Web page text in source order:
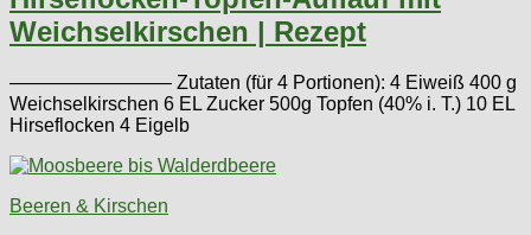
Weichselkirschen | Rezept
————————– Zutaten (für 4 Portionen): 4 Eiweiß 400 g
Weichselkirschen 6 EL Zucker 500g Topfen (40% i. T.) 10 EL
Hirseflocken 4 Eigelb
Beeren & Kirschen